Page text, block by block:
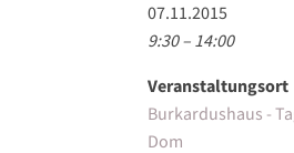
07.11.2015
9:30 – 14:00
Veranstaltungsort
Burkardushaus -
Dom